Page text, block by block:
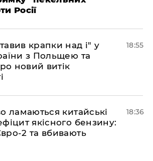
Росії
крапки над і" у
з Польщею та
новий витік
18:55
ламаються китайські
якісного бензину:
2 та вбивають
18:36